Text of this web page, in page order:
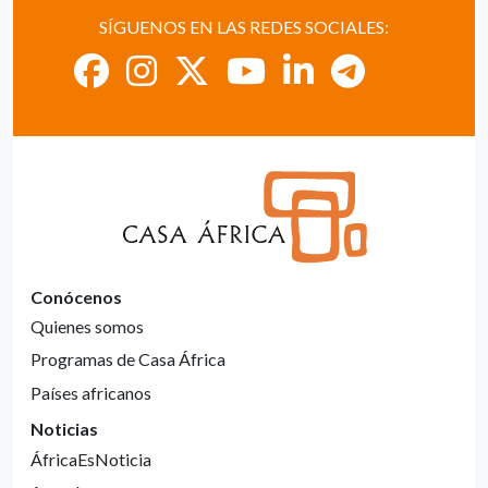
SÍGUENOS EN LAS REDES SOCIALES:
Conócenos
Quienes somos
Programas de Casa África
Países africanos
Noticias
ÁfricaEsNoticia